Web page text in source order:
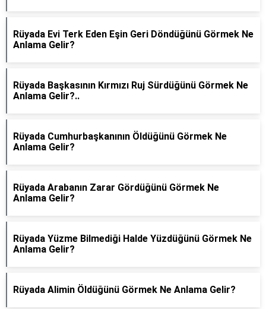
Rüyada Evi Terk Eden Eşin Geri Döndüğünü Görmek Ne
Anlama Gelir?
Rüyada Başkasının Kırmızı Ruj Sürdüğünü Görmek Ne
Anlama Gelir?..
Rüyada Cumhurbaşkanının Öldüğünü Görmek Ne
Anlama Gelir?
Rüyada Arabanın Zarar Gördüğünü Görmek Ne
Anlama Gelir?
Rüyada Yüzme Bilmediği Halde Yüzdüğünü Görmek Ne
Anlama Gelir?
Rüyada Alimin Öldüğünü Görmek Ne Anlama Gelir?